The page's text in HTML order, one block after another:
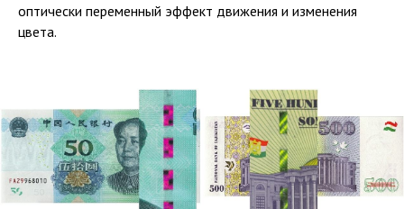
оптически переменный эффект движения и изменения
цвета.